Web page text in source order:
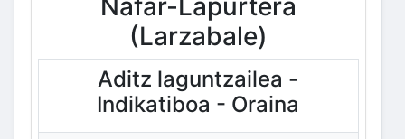
Nafar-Lapurtera
(Larzabale)
Aditz laguntzailea -
Indikatiboa - Oraina